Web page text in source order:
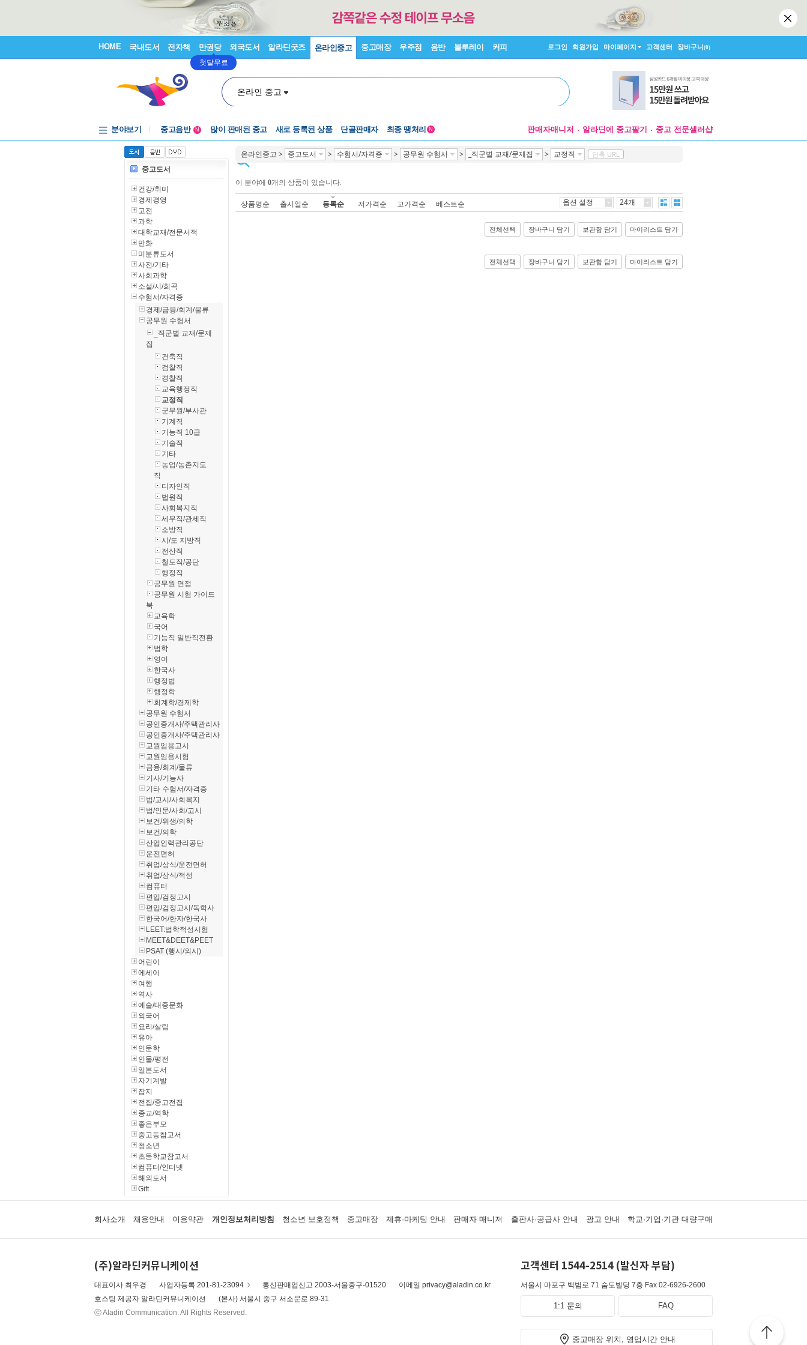
HOME 국내도서 전자책 만권당
첫달무료
외국도서 알라딘굿즈 온라인중고 중고매장 우주점 음반 블루레이 커피 로그인 회원가입 마이페이지 고객센터 장바구니(0)
온라인 중고
분야보기
중고음반
1천원부터
중고음반
N 많이 판매된 중고 새로 등록된 상품 단골판매자 최종 땡처리 N 판매자매니저 알라딘에 중고팔기 중고 전문셀러샵
온라인중고 > 중고도서 > 수험서/자격증 > 공무원 수험서 > _직군별 교재/문제집 > 교정직 단축 URL
이 분야에 0개의 상품이 있습니다.
상품명순 출시일순 등록순 저가격순 고가격순 베스트순 옵션 설정 24개
전체선택 장바구니 담기 보관함 담기 마이리스트 담기
전체선택 장바구니 담기 보관함 담기 마이리스트 담기
중고도서
건강/취미
경제경영
고전
과학
대학교재/전문서적
만화
미분류도서
사전/기타
사회과학
소설/시/희곡
수험서/자격증
경제/금융/회계/물류
공무원 수험서
_직군별 교재/문제
집
건축직
검찰직
경찰직
교육행정직
교정직
군무원/부사관
기계직
기능직 10급
기술직
기타
농업/농촌지도
직
디자인직
법원직
사회복지직
세무직/관세직
소방직
시/도 지방직
전산직
철도직/공단
행정직
공무원 면접
공무원 시험 가이드
북
교육학
국어
기능직 일반직전환
법학
영어
한국사
행정법
행정학
회계학/경제학
공무원 수험서
공인중개사/주택관리사
공인중개사/주택관리사
교원임용고시
교원임용시험
금융/회계/물류
기사/기능사
기타 수험서/자격증
법/고시/사회복지
법/인문/사회/고시
보건/위생/의학
보건/의학
산업인력관리공단
운전면허
취업/상식/운전면허
취업/상식/적성
컴퓨터
편입/검정고시
편입/검정고시/독학사
한국어/한자/한국사
LEET:법학적성시험
MEET&DEET&PEET
PSAT (행시/외시)
어린이
에세이
여행
역사
예술/대중문화
외국어
요리/살림
유아
인문학
인물/평전
일본도서
자기계발
잡지
전집/중고전집
종교/역학
좋은부모
중고등참고서
청소년
초등학교참고서
컴퓨터/인터넷
해외도서
Gift
회사소개 채용안내 이용약관 개인정보처리방침 청소년 보호정책 중고매장 제휴·마케팅 안내 판매자 매니저 출판사·공급사 안내 광고 안내 학교·기업·기관 대량구매
(주)알라딘커뮤니케이션
대표이사 최우경 사업자등록 201-81-23094 통신판매업신고 2003-서울중구-01520
이메일 privacy@aladin.co.kr
호스팅 제공자 알라딘커뮤니케이션
(본사) 서울시 중구 서소문로 89-31
ⓒ Aladin Communication. All Rights Reserved.
고객센터 1544-2514 (발신자 부담)
서울시 마포구 백범로 71 숨도빌딩 7층 Fax 02-6926-2600
1:1 문의 FAQ
중고매장 위치, 영업시간 안내